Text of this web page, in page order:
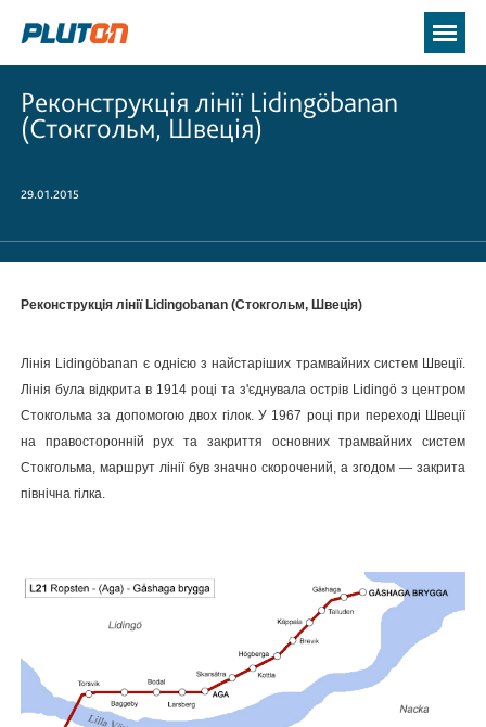
Реконструкція лінії Lidingöbanan
(Стокгольм, Швеція)
29.01.2015
Реконструкція лінії Lidingobanan (Стокгольм, Швеція)
Лінія Lidingöbanan є однією з найстаріших трамвайних систем Швеції.
Лінія була відкрита в 1914 році та з'єднувала острів Lidingö з центром
Стокгольма за допомогою двох гілок. У 1967 році при переході Швеції
на правосторонній рух та закриття основних трамвайних систем
Стокгольма, маршрут лінії був значно скорочений, а згодом — закрита
північна гілка.